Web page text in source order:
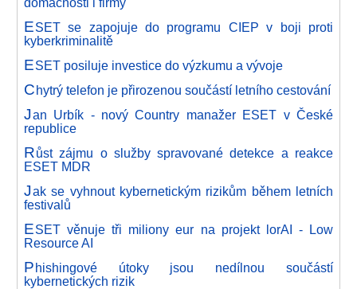
ESET se zapojuje do programu CIEP v boji proti
kyberkriminalitě
ESET posiluje investice do výzkumu a vývoje
Chytrý telefon je přirozenou součástí letního cestování
Jan Urbík - nový Country manažer ESET v České
republice
Růst zájmu o služby spravované detekce a reakce
ESET MDR
Jak se vyhnout kybernetickým rizikům během letních
festivalů
ESET věnuje tři miliony eur na projekt lorAI - Low
Resource AI
Phishingové útoky jsou nedílnou součástí
kybernetických rizik